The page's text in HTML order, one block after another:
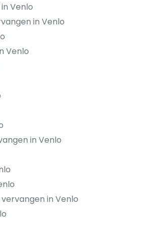
Venlo
in Venlo
Venlo
in Venlo
in Venlo